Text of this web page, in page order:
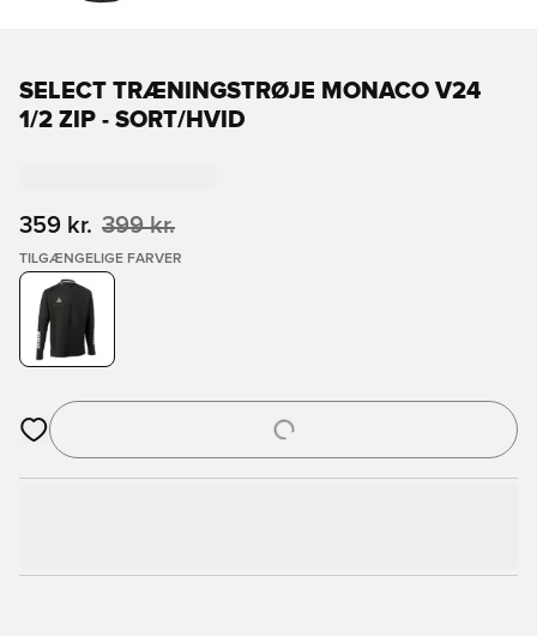
SELECT TRÆNINGSTRØJE MONACO V24
1/2 ZIP - SORT/HVID
359 kr. 399 kr.
TILGÆNGELIGE FARVER
Åbner en Modal til at logge ind eller tilmelde dig som medlem